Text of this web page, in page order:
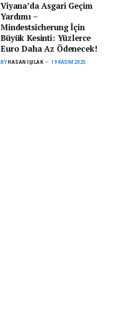
Viyana’da Asgari Geçim
Yardımı –
Mindestsicherung İçin
Büyük Kesinti: Yüzlerce
Euro Daha Az Ödenecek!
BY HASAN IŞILAK 19 KASIM 2025